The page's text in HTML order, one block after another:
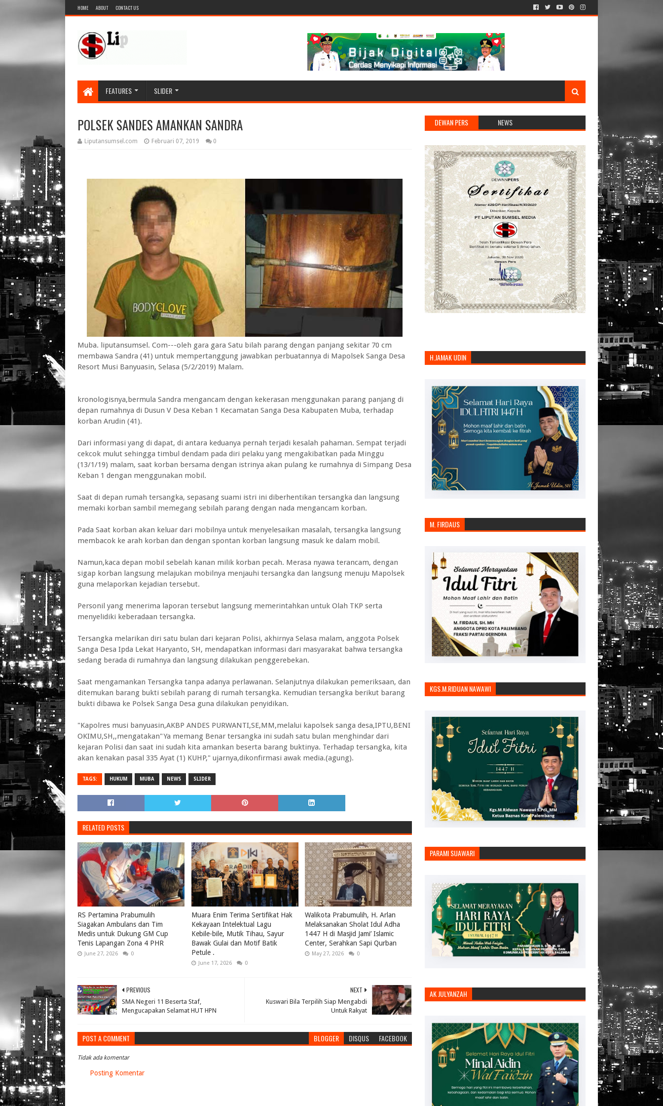
HOME ABOUT CONTACT US
FEATURES SLIDER
POLSEK SANDES AMANKAN SANDRA
Liputansumsel.com Februari 07, 2019 0
Muba. liputansumsel. Com---oleh gara gara Satu bilah parang dengan panjang sekitar 70 cm
membawa Sandra (41) untuk mempertanggung jawabkan perbuatannya di Mapolsek Sanga Desa
Resort Musi Banyuasin, Selasa (5/2/2019) Malam.
kronologisnya,bermula Sandra mengancam dengan kekerasan menggunakan parang panjang di
depan rumahnya di Dusun V Desa Keban 1 Kecamatan Sanga Desa Kabupaten Muba, terhadap
korban Arudin (41).
Dari informasi yang di dapat, di antara keduanya pernah terjadi kesalah pahaman. Sempat terjadi
cekcok mulut sehingga timbul dendam pada diri pelaku yang mengakibatkan pada Minggu
(13/1/19) malam, saat korban bersama dengan istrinya akan pulang ke rumahnya di Simpang Desa
Keban 1 dengan menggunakan mobil.
Saat di depan rumah tersangka, sepasang suami istri ini diberhentikan tersangka dan langsung
memaki korban sambil memegang sebilah parang dengan nada mengancam korban.
Pada Saat korban akan keluar dari mobilnya untuk menyelesaikan masalah, tersangka langsung
membacok ke arah korban dan dengan spontan korban langsung masuk ke dalam mobil.
Namun,kaca depan mobil sebelah kanan milik korban pecah. Merasa nyawa terancam, dengan
sigap korban langsung melajukan mobilnya menjauhi tersangka dan langsung menuju Mapolsek
guna melaporkan kejadian tersebut.
Personil yang menerima laporan tersebut langsung memerintahkan untuk Olah TKP serta
menyelidiki keberadaan tersangka.
Tersangka melarikan diri satu bulan dari kejaran Polisi, akhirnya Selasa malam, anggota Polsek
Sanga Desa Ipda Lekat Haryanto, SH, mendapatkan informasi dari masyarakat bahwa tersangka
sedang berada di rumahnya dan langsung dilakukan penggerebekan.
Saat mengamankan Tersangka tanpa adanya perlawanan. Selanjutnya dilakukan pemeriksaan, dan
ditemukan barang bukti sebilah parang di rumah tersangka. Kemudian tersangka berikut barang
bukti dibawa ke Polsek Sanga Desa guna dilakukan penyidikan.
"Kapolres musi banyuasin,AKBP ANDES PURWANTI,SE,MM,melalui kapolsek sanga desa,IPTU,BENI
OKIMU,SH,,mengatakan"Ya memang Benar tersangka ini sudah satu bulan menghindar dari
kejaran Polisi dan saat ini sudah kita amankan beserta barang buktinya. Terhadap tersangka, kita
akan kenakan pasal 335 Ayat (1) KUHP," ujarnya,dikonfirmasi awak media.(agung).
TAGS: HUKUM MUBA NEWS SLIDER
RELATED POSTS
RS Pertamina Prabumulih
Siagakan Ambulans dan Tim
Medis untuk Dukung GM Cup
Tenis Lapangan Zona 4 PHR
June 27, 2026 0
Muara Enim Terima Sertifikat Hak
Kekayaan Intelektual Lagu
Kebile-bile, Mutik Tihau, Sayur
Bawak Gulai dan Motif Batik
Petule .
June 17, 2026 0
Walikota Prabumulih, H. Arlan
Melaksanakan Sholat Idul Adha
1447 H di Masjid Jami’ Islamic
Center, Serahkan Sapi Qurban
May 27, 2026 0
NEXT
Kuswari Bila Terpilih Siap Mengabdi
Untuk Rakyat
PREVIOUS
SMA Negeri 11 Beserta Staf,
Mengucapakan Selamat HUT HPN
POST A COMMENT BLOGGER DISQUS FACEBOOK
Tidak ada komentar
Posting Komentar
DEWAN PERS NEWS
H.JAMAK UDIN
M. FIRDAUS
KGS.M.RIDUAN NAWAWI
PARAMI SUAWARI
AK JULYANZAH